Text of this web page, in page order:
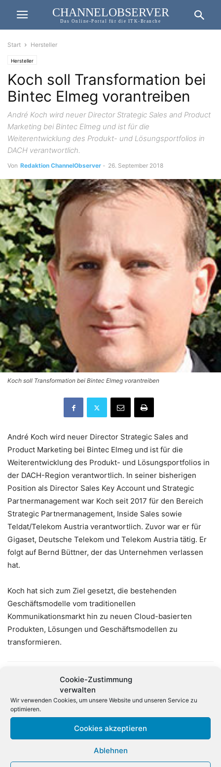
Cookie-Zustimmung
verwalten
Wir verwenden Cookies, um unsere Website und unseren Service zu
optimieren.
Cookies akzeptieren
Ablehnen
CHANNELOBSERVER
Das Online-Portal für die ITK-Branche
Start Hersteller
Hersteller
Koch soll Transformation bei
Bintec Elmeg vorantreiben
André Koch wird neuer Director Strategic Sales and Product
Marketing bei Bintec Elmeg und ist für die
Weiterentwicklung des Produkt- und Lösungsportfolios in
DACH verantwortlich.
Von Redaktion ChannelObserver - 26. September 2018
Koch soll Transformation bei Bintec Elmeg vorantreiben
André Koch wird neuer Director Strategic Sales and
Product Marketing bei Bintec Elmeg und ist für die
Weiterentwicklung des Produkt- und Lösungsportfolios in
der DACH-Region verantwortlich. In seiner bisherigen
Position als Director Sales Key Account und Strategic
Partnermanagement war Koch seit 2017 für den Bereich
Strategic Partnermanagement, Inside Sales sowie
Teldat/Telekom Austria verantwortlich. Zuvor war er für
Gigaset, Deutsche Telekom und Telekom Austria tätig. Er
folgt auf Bernd Büttner, der das Unternehmen verlassen
hat.
Koch hat sich zum Ziel gesetzt, die bestehenden
Geschäftsmodelle vom traditionellen
Kommunikationsmarkt hin zu neuen Cloud-basierten
Produkten, Lösungen und Geschäftsmodellen zu
transformieren.
Qualcomm: Schwere
Photokina in Köln gestartet:
Fokus